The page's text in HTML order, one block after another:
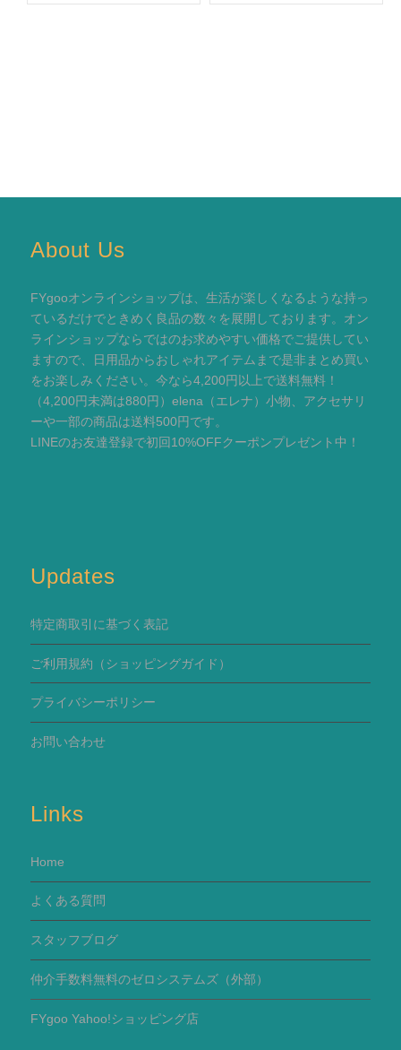
About Us
FYgooオンラインショップは、生活が楽しくなるような持っ
ているだけでときめく良品の数々を展開しております。オン
ラインショップならではのお求めやすい価格でご提供してい
ますので、日用品からおしゃれアイテムまで是非まとめ買い
をお楽しみください。今なら4,200円以上で送料無料！
（4,200円未満は880円）elena（エレナ）小物、アクセサリ
ーや一部の商品は送料500円です。
LINEのお友達登録で初回10%OFFクーポンプレゼント中！
Updates
特定商取引に基づく表記
ご利用規約 （ショッピングガイド）
プライバシーポリシー
お問い合わせ
Links
Home
よくある質問
スタッフブログ
仲介手数料無料のゼロシステムズ（外部）
FYgoo Yahoo!ショッピング店